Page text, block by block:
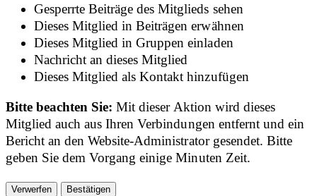
Gesperrte Beiträge des Mitglieds sehen
Dieses Mitglied in Beiträgen erwähnen
Dieses Mitglied in Gruppen einladen
Nachricht an dieses Mitglied
Dieses Mitglied als Kontakt hinzufügen
Bitte beachten Sie:Mit dieser Aktion wird dieses
Mitglied auch aus Ihren Verbindungen entfernt und ein
Bericht an den Website-Administrator gesendet. Bitte
geben Sie dem Vorgang einige Minuten Zeit.
Bestätigen